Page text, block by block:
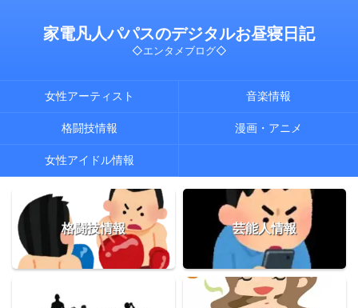
家電凡人パパスのデジタルお昼寝日記
◇エンタメブログ◇
女性アーティスト 音楽情報
格闘技情報 漫画・アニメ
女性アイドル情報
格闘技情報 芸能人情報